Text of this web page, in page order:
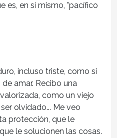
es, en sí mismo, "pacífico
incluso triste, como si
amar. Recibo una
como un viejo
olvidado... Me veo
protección, que le
le solucionen las cosas.